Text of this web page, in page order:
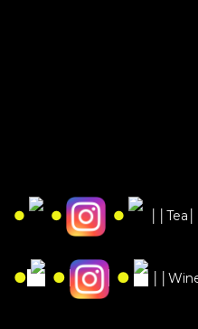
● ● ● ││Tea││
● ● ●